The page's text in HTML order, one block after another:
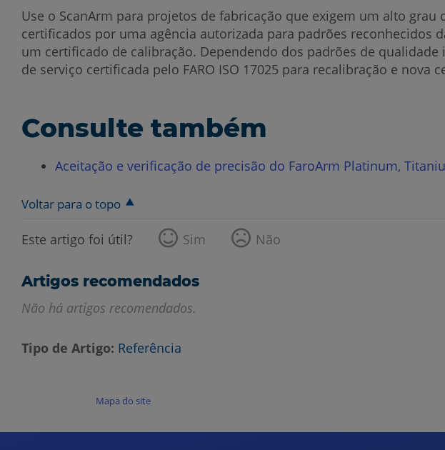
Use o ScanArm para projetos de fabricação que exigem um alto
certificados por uma agência autorizada para padrões
um certificado de calibração. Dependendo dos padrões de
de serviço certificada pelo FARO ISO 17025 para recalibração e nova
Consulte também
Aceitação e verificação de precisão do FaroArm Platinum,
Voltar para o topo
Este artigo foi útil? Sim Não
Artigos recomendados
Não há artigos recomendados.
Tipo de Artigo Referência
Mapa do site